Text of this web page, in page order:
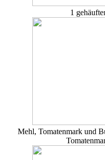
1
Mehl, Tomatenmark und